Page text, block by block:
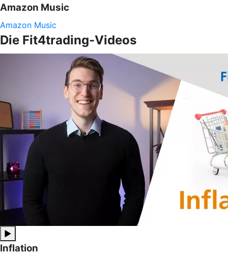
Amazon Music
Amazon Music
Die Fit4trading-Videos
▶
Inflation